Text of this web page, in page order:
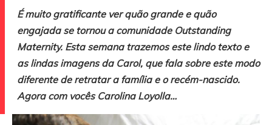
É muito gratificante ver quão grande e quão
engajada se tornou a comunidade Outstanding
Maternity. Esta semana trazemos este lindo texto e
as lindas imagens da Carol, que fala sobre este modo
diferente de retratar a família e o recém-nascido.
Agora com vocês Carolina Loyolla…